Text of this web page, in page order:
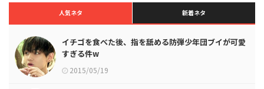
人気ネタ 新着ネタ
イチゴを食べた後、指を舐める防弾少年団ブイが可愛
すぎる件w
2015/05/19